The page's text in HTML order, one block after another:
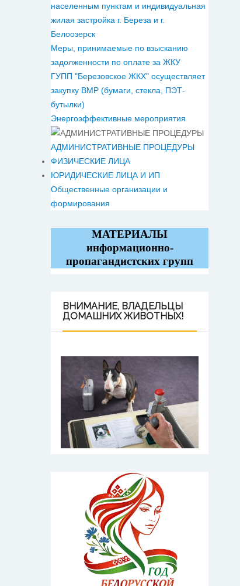
населенным пунктам и индивидуальная
жилая застройка г. Береза и г.
Белоозерск
Меры, принимаемые по взысканию
задолженности по оплате за ЖКУ
ГУПП "Березовское ЖКХ" осуществляет
закупку ВМР (бумаги, стекла, ПЭТ-
бутылки)
Энергоэффективные мероприятия
АДМИНИСТРАТИВНЫЕ ПРОЦЕДУРЫ
ФИЗИЧЕСКИЕ ЛИЦА
ЮРИДИЧЕСКИЕ ЛИЦА И ИП
Общественные организации и
формирования
МАТЕРИАЛЫ
информационно-
пропагандистских групп
ВНИМАНИЕ, ВЛАДЕЛЬЦЫ
ДОМАШНИХ ЖИВОТНЫХ!